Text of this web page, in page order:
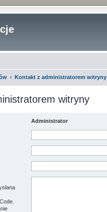
Kontakt z administratorem witryny
witryny
Administrator